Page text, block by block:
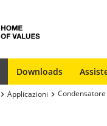
Downloads
Applicazioni Condensatore